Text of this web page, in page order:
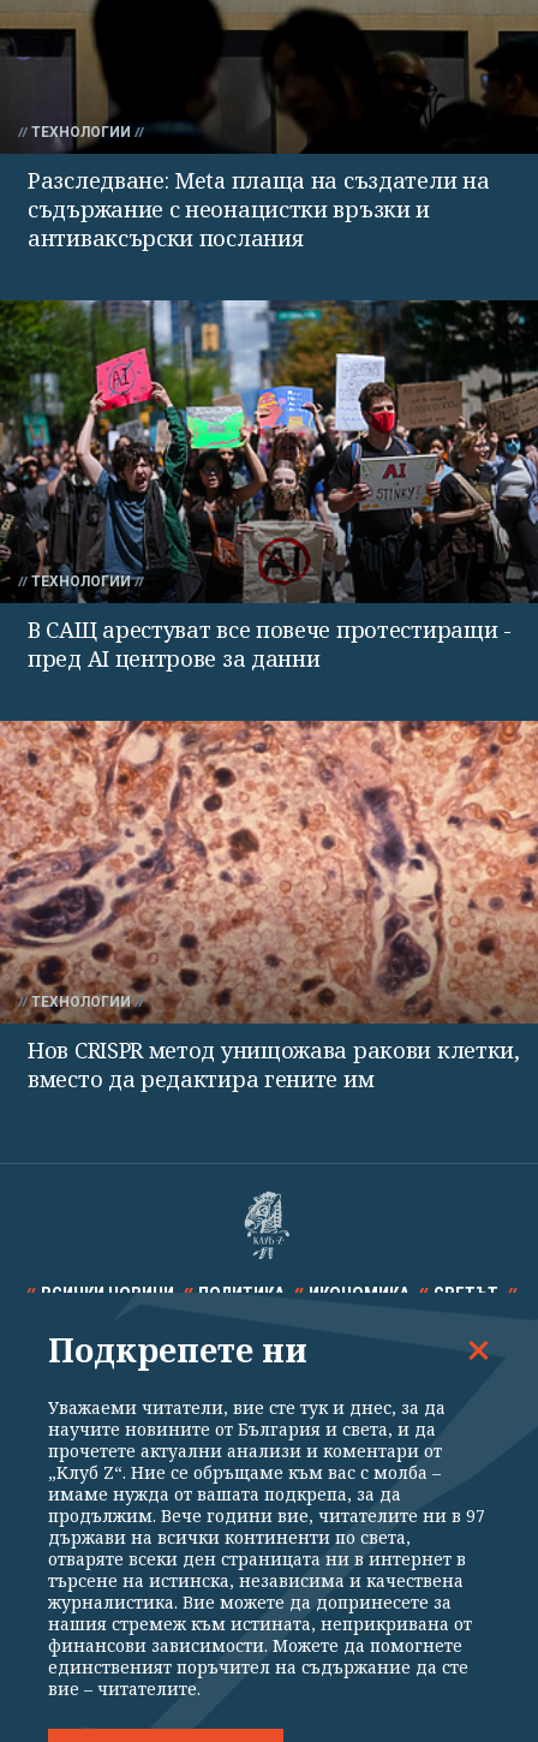
ТЕХНОЛОГИИ
Разследване: Meta плаща на създатели на
съдържание с неонацистки връзки и
антиваксърски послания
ТЕХНОЛОГИИ
В САЩ арестуват все повече протестиращи -
пред AI центрове за данни
ТЕХНОЛОГИИ
Нов CRISPR метод унищожава ракови клетки,
вместо да редактира гените им
ВСИЧКИ НОВИНИ ПОЛИТИКА ИКОНОМИКА СВЕТЪТ
СПОРТ КУЛТУРА ТЕХНОЛОГИИ КАЛЕЙДОСКОП
Общи условия
Политика за поверителност
Реклама
Партньори Контакти
За Клуб Z
Екип
Подкрепете ни
Издател на www.clubz.bg е „Клуб Зебра Медия“ ЕООД, София, ул. "Алеко
Константинов" 3. Всички права запазени 2026 „Клуб Зебра Медия“
Препечатването на материали, снимки и видео от www.clubz.bg без
Подкрепете ни
Уважаеми читатели, вие сте тук и днес, за да
научите новините от България и света, и да
прочетете актуални анализи и коментари от
„Клуб Z“. Ние се обръщаме към вас с молба –
имаме нужда от вашата подкрепа, за да
продължим. Вече години вие, читателите ни в 97
държави на всички континенти по света,
отваряте всеки ден страницата ни в интернет в
търсене на истинска, независима и качествена
журналистика. Вие можете да допринесете за
нашия стремеж към истината, неприкривана от
финансови зависимости. Можете да помогнете
единственият поръчител на съдържание да сте
вие – читателите.